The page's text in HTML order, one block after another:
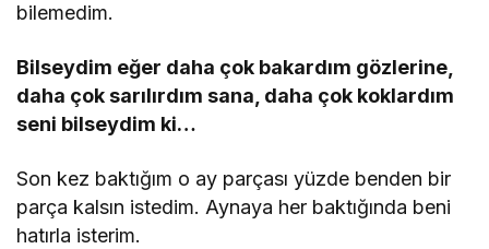
bilemedim.
Bilseydim eğer daha çok bakardım gözlerine,
daha çok sarılırdım sana, daha çok koklardım
seni bilseydim ki…
Son kez baktığım o ay parçası yüzde benden bir
parça kalsın istedim. Aynaya her baktığında beni
hatırla isterim.